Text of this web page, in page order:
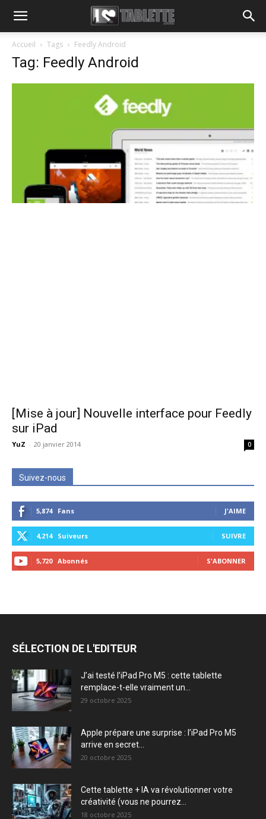
Accueil Tags Feedly Android
Tag: Feedly Android
[Mise à jour] Nouvelle interface pour Feedly
sur iPad
YuZ - 20 janvier 2014 0
Suivez-nous
5,874 Fans J'AIME
4,214 Suiveurs SUIVRE
5,720 Abonnés S'ABONNER
SÉLECTION DE L'EDITEUR
J’ai testé l’iPad Pro M5 : cette tablette
remplace-t-elle vraiment un...
29 octobre 2025
Apple prépare une surprise : l’iPad Pro M5
arrive en secret...
20 octobre 2025
Cette tablette + IA va révolutionner votre
créativité (vous ne pourrez...
18 octobre 2025